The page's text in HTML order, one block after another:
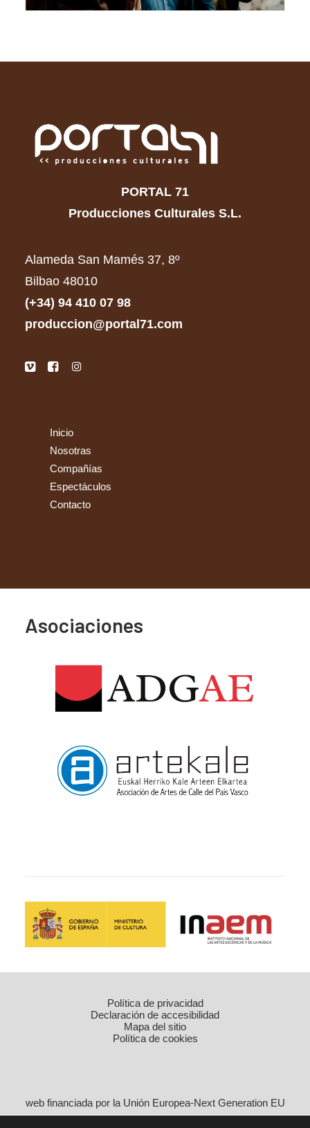
PORTAL 71
Producciones Culturales S.L.
Alameda San Mamés 37, 8º
Bilbao 48010
(+34) 94 410 07 98
produccion@portal71.com
Inicio
Nosotras
Compañías
Espectáculos
Contacto
Asociaciones
Política de privacidad
Declaración de accesibilidad
Mapa del sitio
Política de cookies
web financiada por la Unión Europea-Next Generation EU